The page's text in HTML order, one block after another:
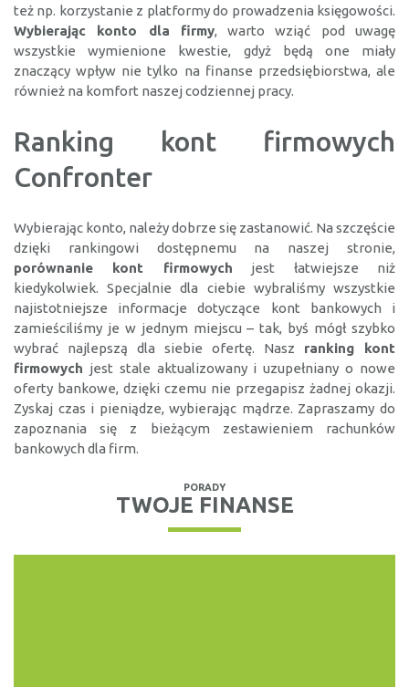
też np. korzystanie z platformy do prowadzenia księgowości.
Wybierając konto dla firmy, warto wziąć pod uwagę
wszystkie wymienione kwestie, gdyż będą one miały
znaczący wpływ nie tylko na finanse przedsiębiorstwa, ale
również na komfort naszej codziennej pracy.
Ranking kont firmowych
Confronter
Wybierając konto, należy dobrze się zastanowić. Na szczęście
dzięki rankingowi dostępnemu na naszej stronie,
porównanie kont firmowych jest łatwiejsze niż
kiedykolwiek. Specjalnie dla ciebie wybraliśmy wszystkie
najistotniejsze informacje dotyczące kont bankowych i
zamieściliśmy je w jednym miejscu – tak, byś mógł szybko
wybrać najlepszą dla siebie ofertę. Nasz ranking kont
firmowych jest stale aktualizowany i uzupełniany o nowe
oferty bankowe, dzięki czemu nie przegapisz żadnej okazji.
Zyskaj czas i pieniądze, wybierając mądrze. Zapraszamy do
zapoznania się z bieżącym zestawieniem rachunków
bankowych dla firm.
PORADY
TWOJE FINANSE
RANKING DARMOWYCH